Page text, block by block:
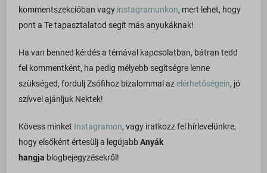
kommentszekcióban vagy instagramunkon, mert lehet, hogy
pont a Te tapasztalatod segít más anyukáknak!
Ha van benned kérdés a témával kapcsolatban, bátran tedd
fel kommentként, ha pedig mélyebb segítségre lenne
szükséged, fordulj Zsófihoz bizalommal azelérhetőségein, jó
szívvel ajánljuk Nektek!
Kövess minket Instagramon, vagy iratkozz fel hírlevelünkre,
hogy elsőként értesülj a legújabbAnyák
hangja blogbejegyzésekről!